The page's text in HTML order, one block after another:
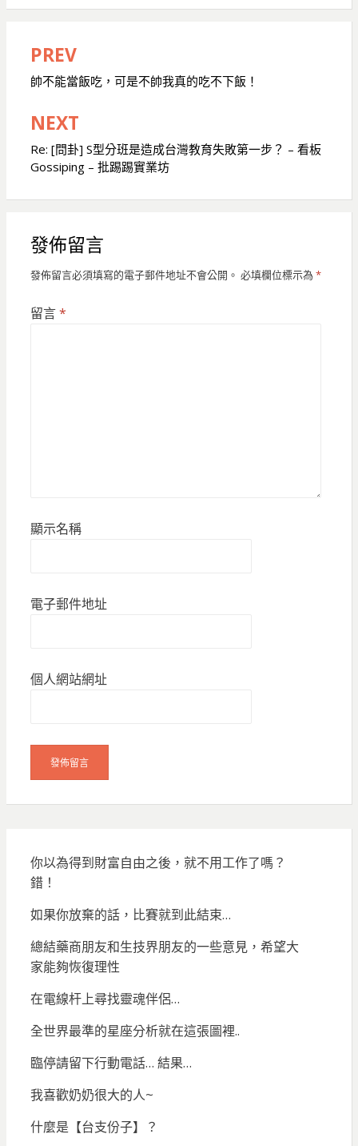
文
章
導
覽
PREV
帥不能當飯吃，可是不帥我真的吃不下飯！
NEXT
Re: [問卦] S型分班是造成台灣教育失敗第一步？ – 看板
Gossiping – 批踢踢實業坊
發佈留言
發佈留言必須填寫的電子郵件地址不會公開。 必填欄位標示為 *
留言*
顯示名稱
電子郵件地址
個人網站網址
你以為得到財富自由之後，就不用工作了嗎？
錯！
如果你放棄的話，比賽就到此結束…
總結藥商朋友和生技界朋友的一些意見，希望大
家能夠恢復理性
在電線杆上尋找靈魂伴侶…
全世界最準的星座分析就在這張圖裡..
臨停請留下行動電話… 結果…
我喜歡奶奶很大的人~
什麼是【台支份子】？